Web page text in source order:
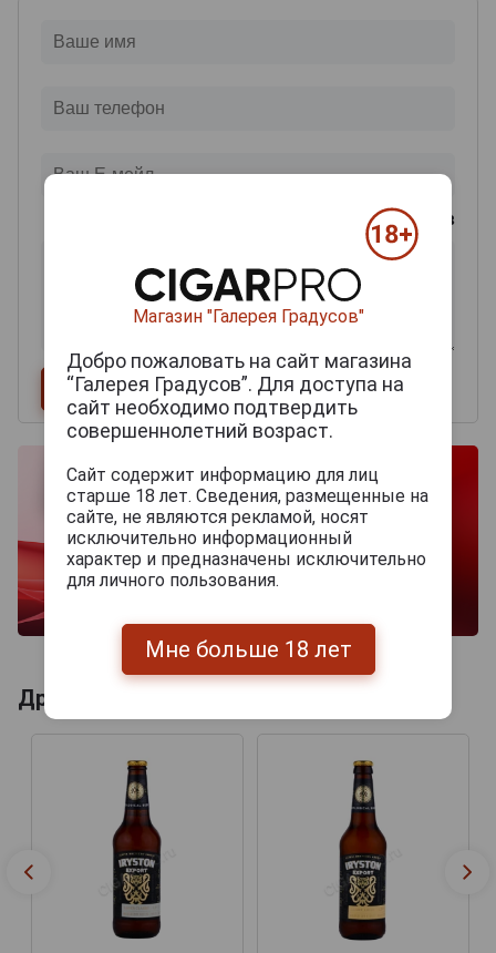
из 2000 знаков
Другие продукты бренда IRYSTON
Магазин "Галерея Градусов"
Добро пожаловать на сайт магазина
“Галерея Градусов”. Для доступа на
сайт необходимо подтвердить
совершеннолетний возраст.
Сайт содержит информацию для лиц
старше 18 лет. Сведения, размещенные на
сайте, не являются рекламой, носят
исключительно информационный
характер и предназначены исключительно
для личного пользования.
Мне больше 18 лет